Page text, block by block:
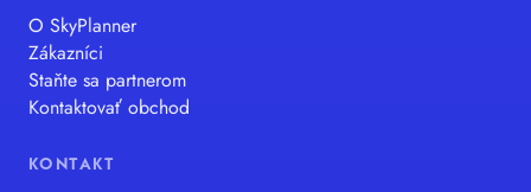
O SkyPlanner
Zákazníci
Staňte sa partnerom
Kontaktovať obchod
KONTAKT